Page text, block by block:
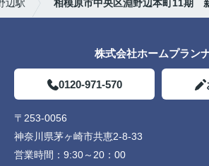
辺駅 相模原市中央区淵野辺本町11期
株式会社ホームプラン
0120-971-570
〒253-0056
神奈川県茅ヶ崎市共恵2-8-33
営業時間： 9:30～20：00